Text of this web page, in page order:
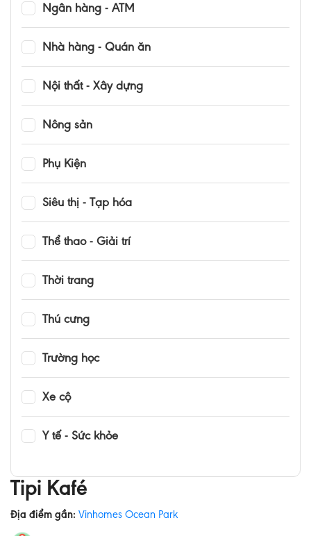
Ngân hàng - ATM
Nhà hàng - Quán ăn
Nội thất - Xây dựng
Nông sản
Phụ Kiện
Siêu thị - Tạp hóa
Thể thao - Giải trí
Thời trang
Thú cưng
Trường học
Xe cộ
Y tế - Sức khỏe
Tipi Kafé
Địa điểm gần: Vinhomes Ocean Park